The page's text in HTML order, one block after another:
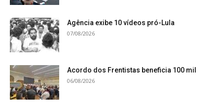
Agência exibe 10 vídeos pró-Lula
07/08/2026
Acordo dos Frentistas beneficia 100 mil
06/08/2026